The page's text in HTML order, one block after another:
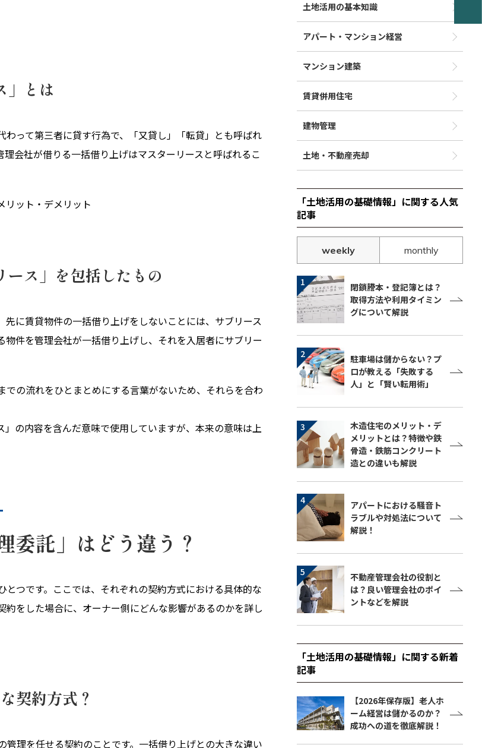
」とは
って第三者に貸す行為で、「又貸し」「転貸」とも呼ばれ
会社が借りる一括借り上げはマスターリースと呼ばれるこ
リット・デメリット
ース」を包括したもの
に賃貸物件の一括借り上げをしないことには、サブリース
件を管理会社が一括借り上げし、それを入居者にサブリー
の流れをひとまとめにする言葉がないため、それらを合わ
の内容を含んだ意味で使用していますが、本来の意味は上
委託」はどう違う？
つです。ここでは、それぞれの契約方式における具体的な
をした場合に、オーナー側にどんな影響があるのかを詳し
契約方式？
理を任せる契約のことです。一括借り上げとの大きな違い
土地活用の基本知識
アパート・マンション経営
マンション建築
賃貸併用住宅
建物管理
土地・不動産売却
「土地活用の基礎情報」に関する人気
記事
weekly monthly
閉鎖謄本・登記簿とは？
取得方法や利用タイミン
グについて解説
駐車場は儲からない？プ
ロが教える「失敗する
人」と「賢い転用術」
木造住宅のメリット・デ
メリットとは？特徴や鉄
骨造・鉄筋コンクリート
造との違いも解説
アパートにおける騒音ト
ラブルや対処法について
解説！
不動産管理会社の役割と
は？良い管理会社のポイ
ントなどを解説
「土地活用の基礎情報」に関する新着
記事
【2026年保存版】老人ホ
ーム経営は儲かるのか？
成功への道を徹底解説！